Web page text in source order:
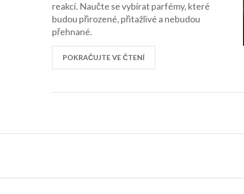
reakcí. Naučte se vybírat parfémy, které
budou přirozené, přitažlivé a nebudou
přehnané.
POKRAČUJTE VE ČTENÍ